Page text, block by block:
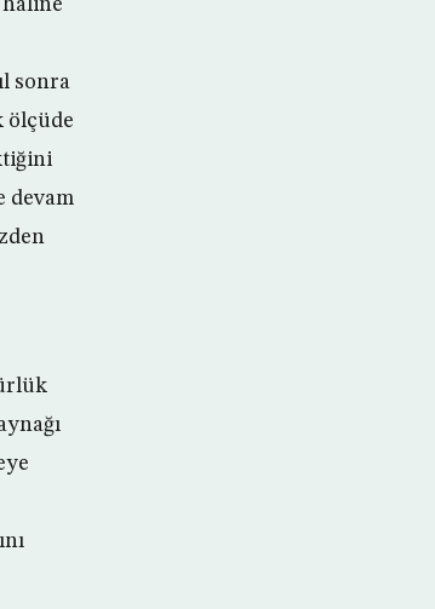
haline
sonra
ölçüde
devam